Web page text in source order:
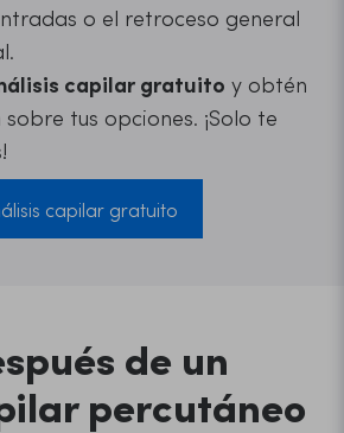
o el retroceso general
capilar gratuito y obtén
tus opciones. ¡Solo te
capilar gratuito
de un
percutáneo